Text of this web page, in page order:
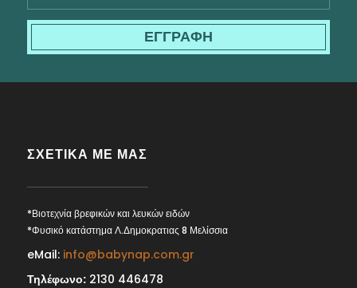
ΕΓΓΡΑΦΗ
ΣΧΕΤΙΚΑ ΜΕ ΜΑΣ
*Βιοτεχνία βρεφικών και λευκών ειδών
*Φυσικό κατάστημα Λ.Δημοκρατιας 8 Μελίσσια
eMail: info@babynap.com.gr
Τηλέφωνο:2130 446478